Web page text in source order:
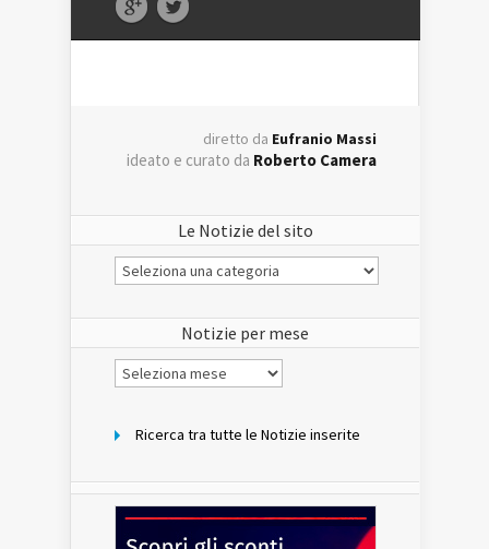
diretto da Eufranio Massi
ideato e curato da Roberto Camera
Le Notizie del sito
Le
Notizie
Notizie per mese
Notizie
per
Ricerca tra tutte le Notizie inserite